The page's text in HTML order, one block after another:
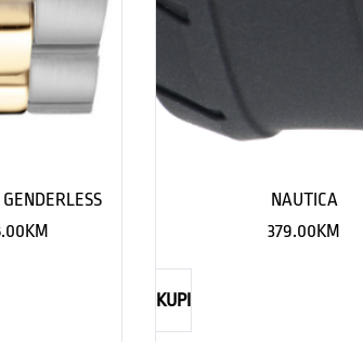
KM
NAUTICA
379.00 KM
KUPI